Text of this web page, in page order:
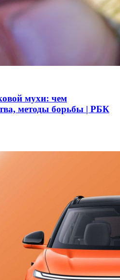
мухи: чем
методы борьбы | РБК